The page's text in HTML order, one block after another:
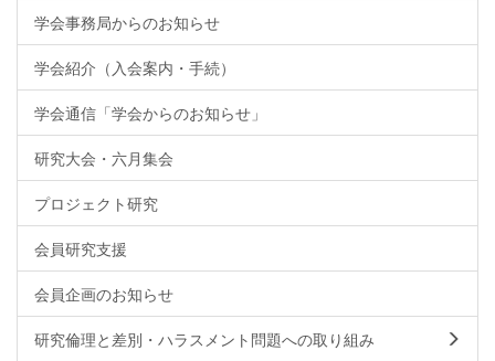
学会事務局からのお知らせ
学会紹介（入会案内・手続）
学会通信「学会からのお知らせ」
研究大会・六月集会
プロジェクト研究
会員研究支援
会員企画のお知らせ
研究倫理と差別・ハラスメント問題への取り組み